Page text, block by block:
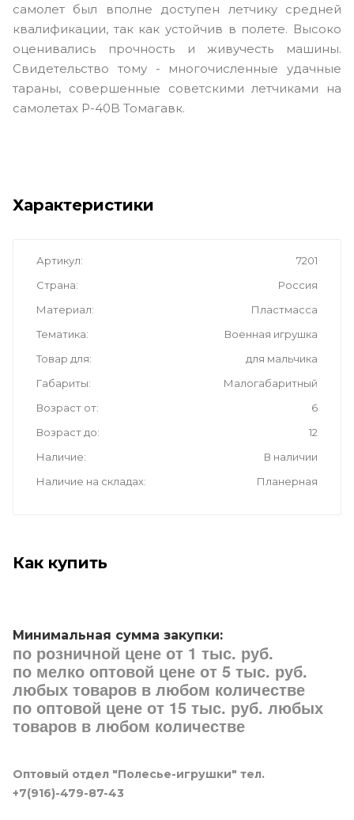
самолет был вполне доступен летчику средней
квалификации, так как устойчив в полете. Высоко
оценивались прочность и живучесть машины.
Свидетельство тому - многочисленные удачные
тараны, совершенные советскими летчиками на
самолетах P-40B Томагавк.
Характеристики
Артикул
7201
Страна
Россия
Материал
Пластмасса
Тематика
Военная игрушка
Товар для
для мальчика
Габариты
Малогабаритный
Возраст от
6
Возраст до
12
Наличие
В наличии
Наличие на складах
Планерная
Как купить
Минимальная сумма закупки:
по розничной цене от 1 тыс. руб.
по мелко оптовой цене от 5 тыс. руб.
любых товаров в любом количестве
по оптовой цене от 15 тыс. руб. любых
товаров в любом количестве
Оптовый отдел "Полесье-игрушки" тел.
+7(916)-479-87-43